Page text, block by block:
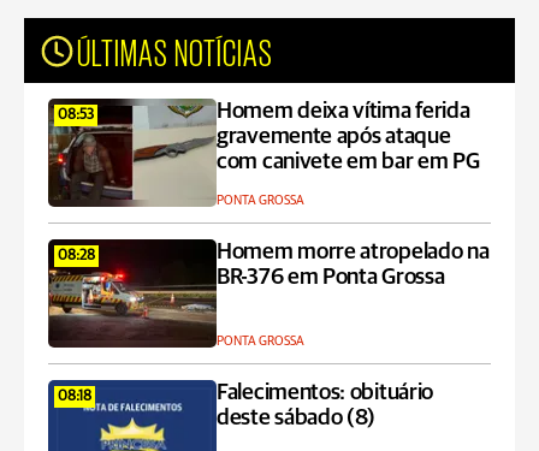
ÚLTIMAS NOTÍCIAS
08:53
Homem deixa vítima ferida
gravemente após ataque
com canivete em bar em PG
PONTA GROSSA
08:28
Homem morre atropelado na
BR-376 em Ponta Grossa
PONTA GROSSA
08:18
Falecimentos: obituário
deste sábado (8)